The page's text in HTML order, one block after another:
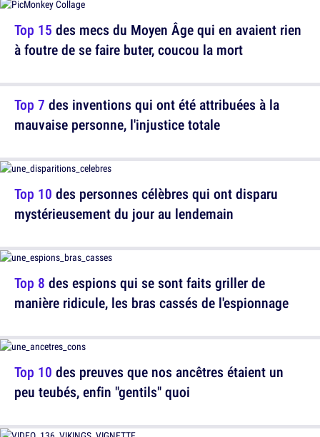
Top 15 des mecs du Moyen Âge qui en avaient rien
à foutre de se faire buter, coucou la mort
Top 10 des personnes célèbres qui ont disparu
mystérieusement du jour au lendemain
Top 10 des preuves que nos ancêtres étaient un
peu teubés, enfin "gentils" quoi
Top 7 des inventions qui ont été attribuées à la
mauvaise personne, l'injustice totale
Top 8 des espions qui se sont faits griller de
manière ridicule, les bras cassés de l'espionnage